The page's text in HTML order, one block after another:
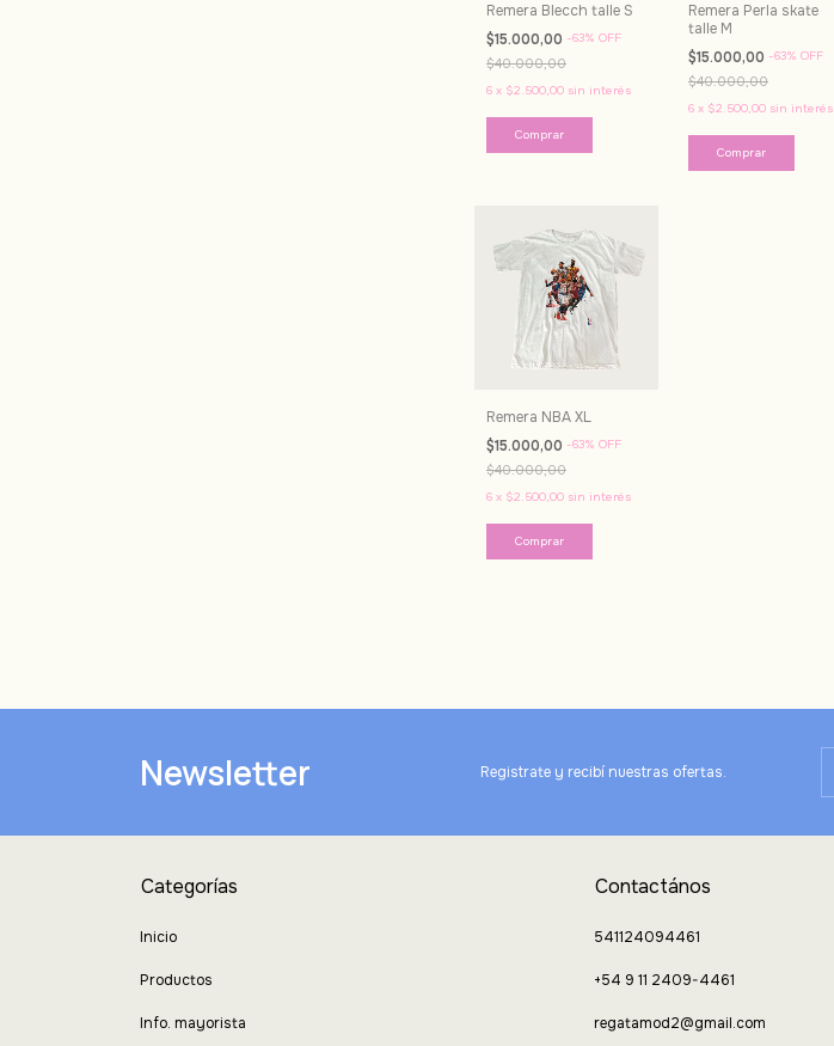
Remera Blecch talle S
$15.000,00 -63% OFF
$40.000,00
6 x $2.500,00 sin interés
Remera Perla skate
talle M
$15.000,00 -63% OFF
$40.000,00
6 x $2.500,00 sin interés
Remera NBA XL
$15.000,00 -63% OFF
$40.000,00
6 x $2.500,00 sin interés
Newsletter Registrate y recibí nuestras ofertas.
Categorías
Inicio
Productos
Info. mayorista
Contactános
541124094461
+54 9 11 2409-4461
regatamod2@gmail.com